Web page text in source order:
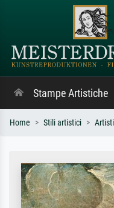
Stampe Artistiche
Home Stili artistici